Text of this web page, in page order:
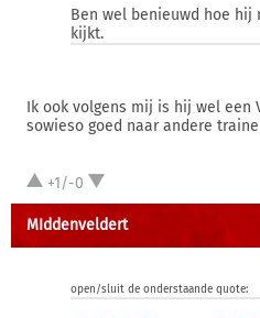
Ben wel benieuwd hoe hij
kijkt.
Ik ook volgens mij is hij wel een
sowieso goed naar andere
+1/-0
MIddenveldert
open/sluit de onderstaande quote: